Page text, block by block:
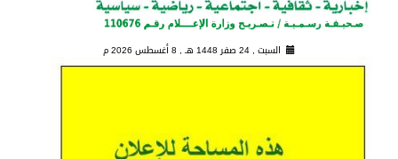
السبت , 24 صفر 1448 هـ , 8 أغسطس 2026 م